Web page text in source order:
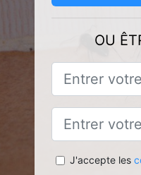
OU
J'accepte les